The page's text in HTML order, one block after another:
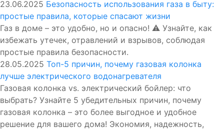
23.06.2025 Безопасность использования газа в быту:
простые правила, которые спасают жизни
Газ в доме – это удобно, но и опасно! ⚠️ Узнайте, как
избежать утечек, отравлений и взрывов, соблюдая
простые правила безопасности.
28.05.2025 Топ-5 причин, почему газовая колонка
лучше электрического водонагревателя
Газовая колонка vs. электрический бойлер: что
выбрать? Узнайте 5 убедительных причин, почему
газовая колонка – это более выгодное и удобное
решение для вашего дома! Экономия, надежность,